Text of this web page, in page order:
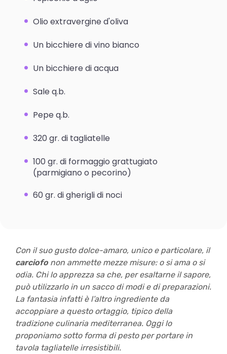
Olio extravergine d'oliva
Un bicchiere di vino bianco
Un bicchiere di acqua
Sale q.b.
Pepe q.b.
320 gr. di tagliatelle
100 gr. di formaggio grattugiato
(parmigiano o pecorino)
60 gr. di gherigli di noci
Con il suo gusto dolce-amaro, unico e particolare, il
carciofonon ammette mezze misure: o si ama o si
odia. Chi lo apprezza sa che, per esaltarne il sapore,
può utilizzarlo in un sacco di modi e di preparazioni.
La fantasia infatti è l’altro ingrediente da
accoppiare a questo ortaggio, tipico della
tradizione culinaria mediterranea. Oggi lo
proponiamo sotto forma di pesto per portare in
tavola tagliatelle irresistibili.